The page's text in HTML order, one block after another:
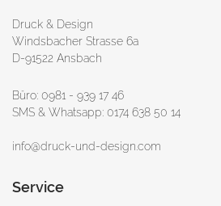
Druck & Design
Windsbacher Strasse 6a
D-91522 Ansbach
Büro: 0981 - 939 17 46
SMS & Whatsapp: 0174 638 50 14
info@druck-und-design.com
Service